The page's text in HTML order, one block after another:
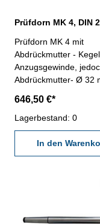
Prüfdorn MK 4 mit
Abdrückmutter -
Anzugsgewinde,
Abdrückmutter- Ø 32
Rundlaufgenauigkeit:
mm- Zylindrizität:
Holzetui und
auf Anfrage
646,50 €*
Lagerbestand: 0
In den